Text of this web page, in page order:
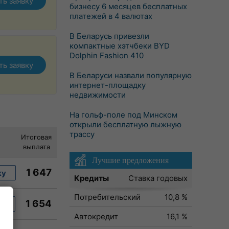
заявку
Итоговая
выплата
1 647
1 654
бизнесу 6 месяцев бесплатных
платежей в 4 валютах
В Беларусь привезли
компактные хэтчбеки BYD
Dolphin Fashion 410
В Беларуси назвали популярную
интернет-площадку
недвижимости
На гольф-поле под Минском
открыли бесплатную лыжную
трассу
Лучшие предложения
Кредиты
Ставка годовых
Потребительский
10,8 %
Автокредит
16,1 %